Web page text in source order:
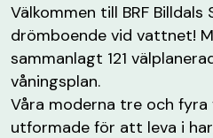
Välkommen till BRF
drömboende vid vattnet!
sammanlagt 121
våningsplan.
Våra moderna tre och fyra
utformade för att leva i